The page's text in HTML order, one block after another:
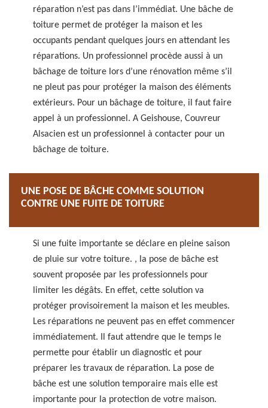
réparation n’est pas dans l’immédiat. Une bâche de
toiture permet de protéger la maison et les
occupants pendant quelques jours en attendant les
réparations. Un professionnel procède aussi à un
bâchage de toiture lors d’une rénovation même s’il
ne pleut pas pour protéger la maison des éléments
extérieurs. Pour un bâchage de toiture, il faut faire
appel à un professionnel. A Geishouse, Couvreur
Alsacien est un professionnel à contacter pour un
bâchage de toiture.
UNE POSE DE BÂCHE COMME SOLUTION
CONTRE UNE FUITE DE TOITURE
Si une fuite importante se déclare en pleine saison
de pluie sur votre toiture. , la pose de bâche est
souvent proposée par les professionnels pour
limiter les dégâts. En effet, cette solution va
protéger provisoirement la maison et les meubles.
Les réparations ne peuvent pas en effet commencer
immédiatement. Il faut attendre que le temps le
permette pour établir un diagnostic et pour
préparer les travaux de réparation. La pose de
bâche est une solution temporaire mais elle est
importante pour la protection de votre maison.